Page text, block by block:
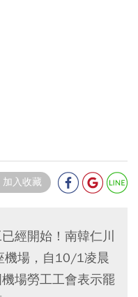
加入收藏
經開始！南韓仁川
機場，自10/1凌晨
場勞工工會表示罷